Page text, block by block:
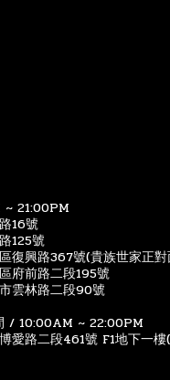
~ 21:00PM
16號
125號
復興路367號(貴族世家正
府前路二段195號
雲林路二段90號
/ 10:00AM ~ 22:00PM
愛路二段461號 F1地下一